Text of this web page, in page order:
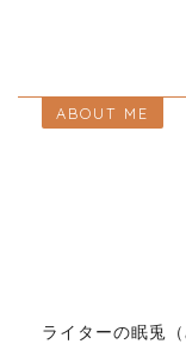
ABOUT ME
ライターの眠兎